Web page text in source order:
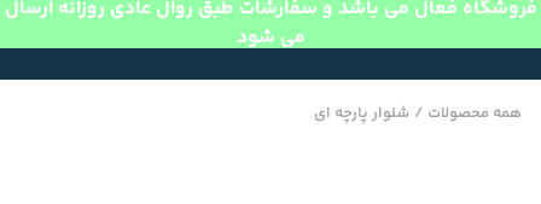
فروشگاه فعال می باشد و سفارشات طبق روال عادی روزانه ارسال
می شود
همه محصولات / شلوار پارچه ای